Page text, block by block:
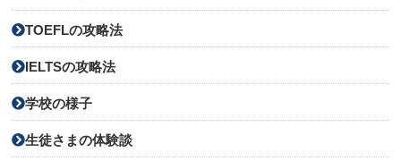
TOEFLの攻略法
IELTSの攻略法
学校の様子
生徒さまの体験談